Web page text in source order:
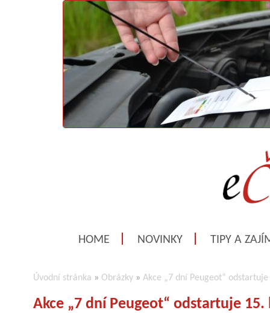
HOME NOVINKY TIPY A
Úvodní stránka » Obrázky » Akce „7 dní Peugeot“
Akce „7 dní Peugeot“ odstartuje 15.